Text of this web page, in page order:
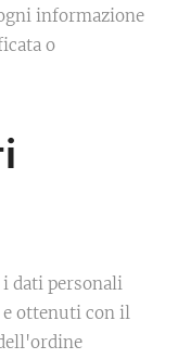
informazione
o
dati personali
ottenuti con il